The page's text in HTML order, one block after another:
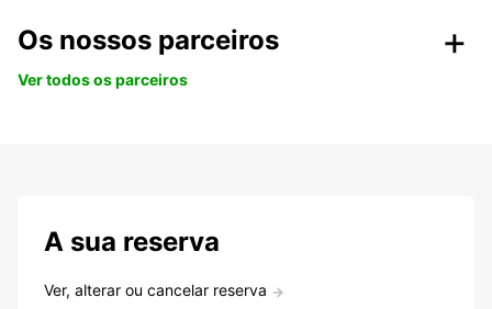
Os nossos parceiros
Ver todos os parceiros
A sua reserva
Ver, alterar ou cancelar reserva